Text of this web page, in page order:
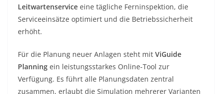
Leitwartenservice eine tägliche Ferninspektion, die
Serviceeinsätze optimiert und die Betriebssicherheit
erhöht.
Für die Planung neuer Anlagen steht mit ViGuide
Planning ein leistungsstarkes Online-Tool zur
Verfügung. Es führt alle Planungsdaten zentral
zusammen, erlaubt die Simulation mehrerer Varianten